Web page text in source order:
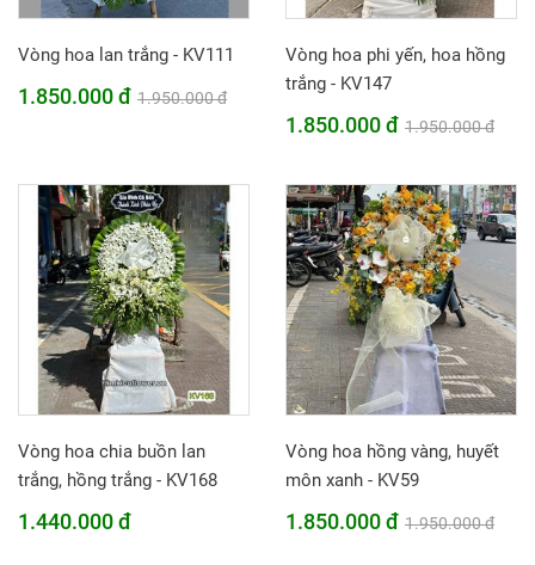
Vòng hoa lan trắng - KV111
1.850.000 đ 1.950.000 đ
Vòng hoa phi yến, hoa hồng
trắng - KV147
1.850.000 đ 1.950.000 đ
Vòng hoa chia buồn lan
trắng, hồng trắng - KV168
1.440.000 đ
Vòng hoa hồng vàng, huyết
môn xanh - KV59
1.850.000 đ 1.950.000 đ